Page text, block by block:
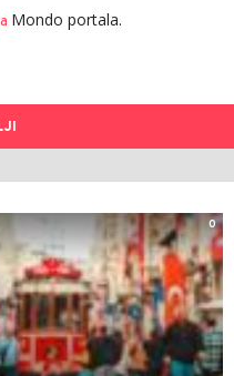
Mondo portala.
0